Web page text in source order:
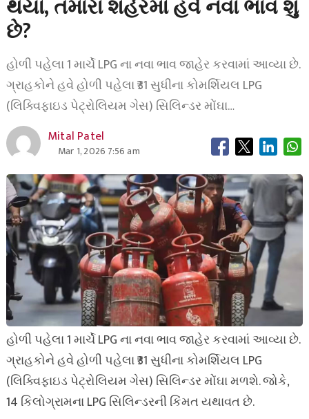
થયા, તમારા શહેરમાં હવે નવા ભાવ શું
છે?
હોળી પહેલા 1 માર્ચે LPG ના નવા ભાવ જાહેર કરવામાં આવ્યા છે.
ગ્રાહકોને હવે હોળી પહેલા ₹31 સુધીના કોમર્શિયલ LPG
(લિક્વિફાઇડ પેટ્રોલિયમ ગેસ) સિલિન્ડર મોંઘા…
Mital Patel
Mar 1, 2026 7:56 am
હોળી પહેલા 1 માર્ચે LPG ના નવા ભાવ જાહેર કરવામાં આવ્યા છે.
ગ્રાહકોને હવે હોળી પહેલા ₹31 સુધીના કોમર્શિયલ LPG
(લિક્વિફાઇડ પેટ્રોલિયમ ગેસ) સિલિન્ડર મોંઘા મળશે. જોકે,
14 કિલોગ્રામના LPG સિલિન્ડરની કિંમત યથાવત છે.